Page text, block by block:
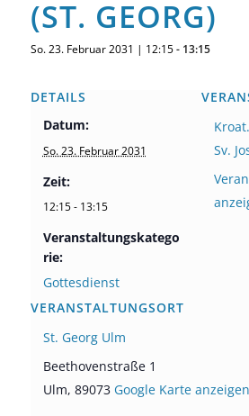
(ST. GEORG)
So. 23. Februar 2031 | 12:15- 13:15
DETAILS
Datum:
So. 23. Februar 2031
Zeit:
12:15 - 13:15
Veranstaltungskatego
rie:
Gottesdienst
VERANSTALTUNGSORT
St. Georg Ulm
Beethovenstraße 1
Ulm, 89073 Google Karte anzeigen
Sv.